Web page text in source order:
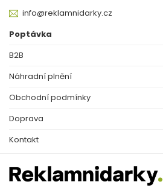
info@reklamnidarky.cz
Poptávka
B2B
Náhradní plnění
Obchodní podmínky
Doprava
Kontakt